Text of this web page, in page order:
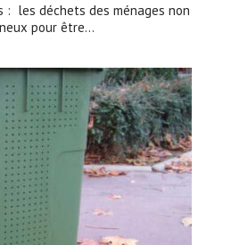
: les déchets des ménages non
pour être...